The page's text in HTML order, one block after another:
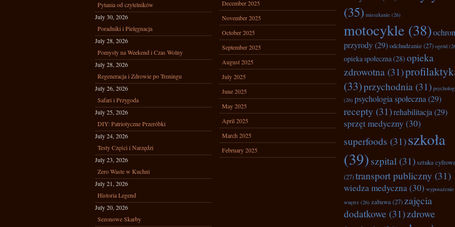
Pytania od czytelników
July 30, 2026
Poradniki i Pielęgnacja
July 28, 2026
Pomysły na Weekend i Czas Wolny
July 28, 2026
Regeneracja i Zdrowie po Treningu
July 26, 2026
Safari i Przygoda
July 25, 2026
DIY: Patriotyczne Przeróbki
July 24, 2026
Testy Części i Narzędzi
July 23, 2026
Zero Waste w Kuchni
July 21, 2026
Historia Legend
July 20, 2026
Sezonowe Skarby
December 2025
November 2025
October 2025
September 2025
August 2025
July 2025
June 2025
May 2025
April 2025
March 2025
February 2025
(35) mieszkanie (26)
motocykle (38)
przyrody(29)odchudzanie (27) ogród
opieka społeczna(28) opieka
zdrowotna (31)
(33)przychodnia (31)
(26) psychologia społeczna(29)
recepty (31)rehabilitacja(29)
sprzęt medyczny (30)
superfoods (31)szkoła
(39)szpital (31)sztuka
(27)transport publiczny (31)
wiedza medyczna(30) wyposażenie
wnętrz (26) zabawa(27) zajęcia
dodatkowe (31)zdrowe